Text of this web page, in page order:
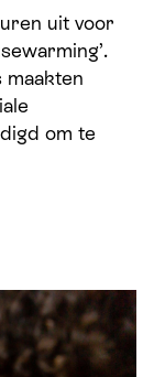
uit voor
maakten
om te